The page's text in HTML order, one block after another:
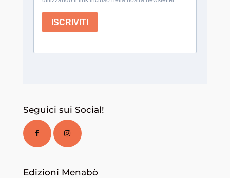
Seguici sui Social!
Edizioni Menabò